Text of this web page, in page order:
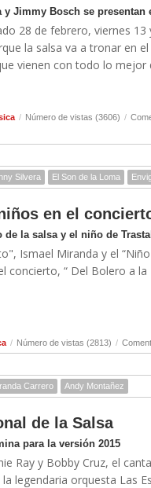
y Jimmy Bosch se presentan
28 de febrero, viernes
la salsa va a tronar en
vienen con todo lo
/ Número de vistas (3606) /
Silvera El Son de la Loma
en el
de la salsa y el niño de
Ismael Miranda y el
concierto, “ Del Bolero a la
/ Número de vistas (2813) /
Carrero Andy Montañez
de la Salsa
para la versión 2015
Ray y Bobby Cruz, el
legendaria orquesta Las